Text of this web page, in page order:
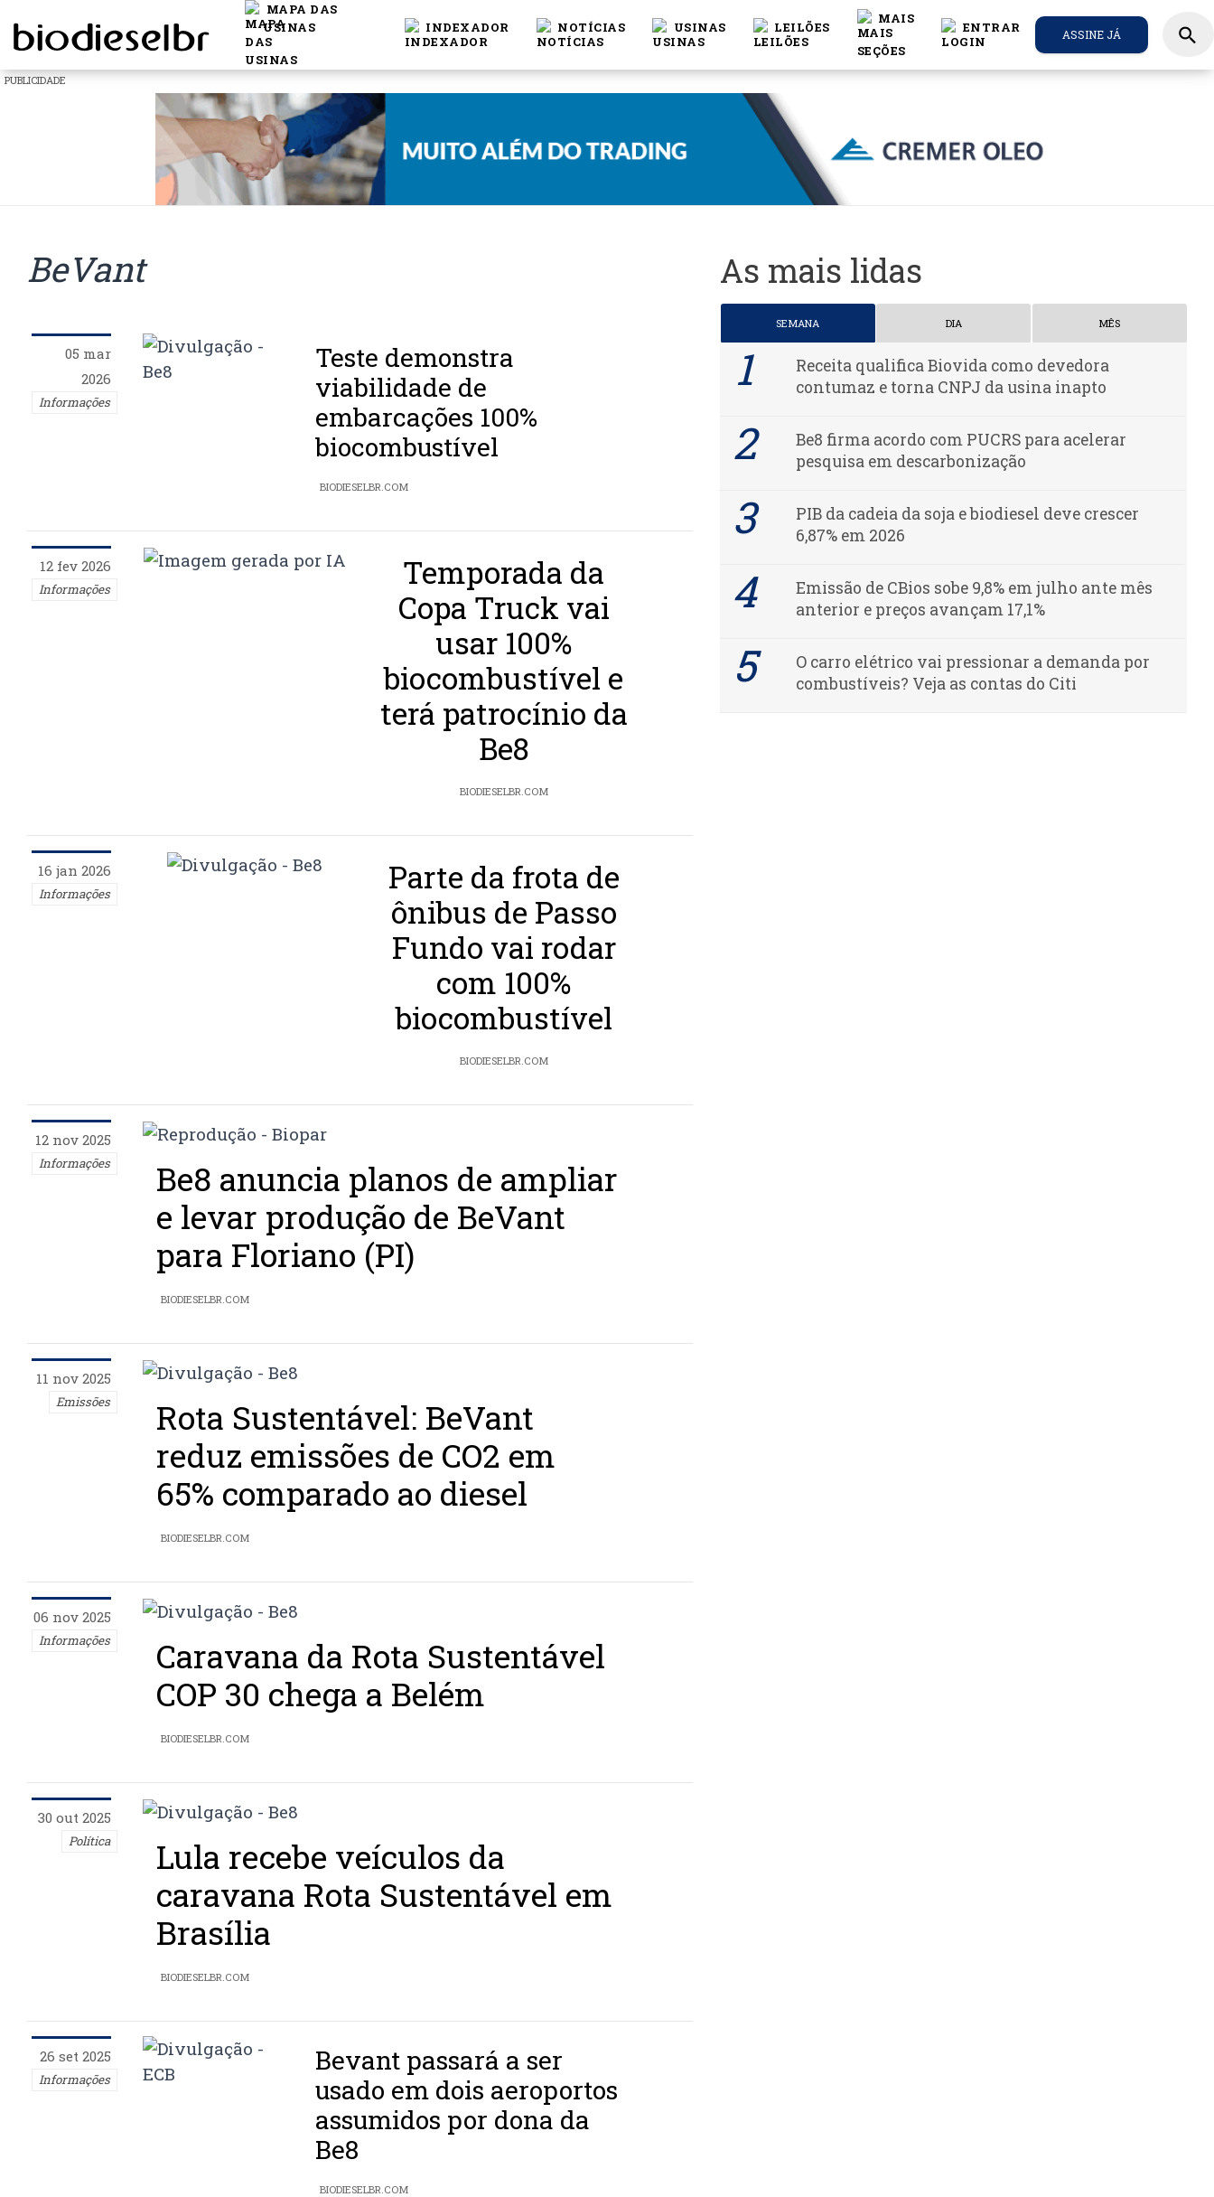
MAPA DAS
USINAS
INDEXADOR NOTÍCIAS USINAS LEILÕES
MAIS
ENTRAR ASSINE JÁ search
PUBLICIDADE
BeVant
05 mar
2026
Informações
Teste demonstra
viabilidade de
embarcações 100%
biocombustível
BIODIESELBR.COM
12 fev 2026
Informações
Temporada da
Copa Truck vai
usar 100%
biocombustível e
terá patrocínio da
Be8
BIODIESELBR.COM
16 jan 2026
Informações
Parte da frota de
ônibus de Passo
Fundo vai rodar
com 100%
biocombustível
BIODIESELBR.COM
12 nov 2025
Informações
Be8 anuncia planos de ampliar
e levar produção de BeVant
para Floriano (PI)
BIODIESELBR.COM
11 nov 2025
Emissões
Rota Sustentável: BeVant
reduz emissões de CO2 em
65% comparado ao diesel
BIODIESELBR.COM
06 nov 2025
Informações
Caravana da Rota Sustentável
COP 30 chega a Belém
BIODIESELBR.COM
30 out 2025
Política
Lula recebe veículos da
caravana Rota Sustentável em
Brasília
BIODIESELBR.COM
26 set 2025
Informações
Bevant passará a ser
usado em dois aeroportos
assumidos por dona da
Be8
BIODIESELBR.COM
As mais lidas
SEMANA DIA MÊS
Receita qualifica Biovida como devedora
contumaz e torna CNPJ da usina inapto
Be8 firma acordo com PUCRS para acelerar
pesquisa em descarbonização
PIB da cadeia da soja e biodiesel deve crescer
6,87% em 2026
Emissão de CBios sobe 9,8% em julho ante mês
anterior e preços avançam 17,1%
O carro elétrico vai pressionar a demanda por
combustíveis? Veja as contas do Citi